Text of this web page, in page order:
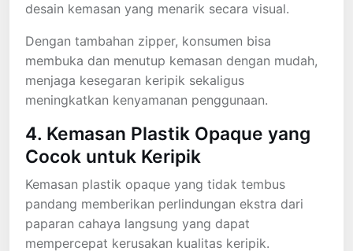
desain kemasan yang menarik secara visual.
Dengan tambahan zipper, konsumen bisa
membuka dan menutup kemasan dengan mudah,
menjaga kesegaran keripik sekaligus
meningkatkan kenyamanan penggunaan.
4. Kemasan Plastik Opaque yang
Cocok untuk Keripik
Kemasan plastik opaque yang tidak tembus
pandang memberikan perlindungan ekstra dari
paparan cahaya langsung yang dapat
mempercepat kerusakan kualitas keripik.